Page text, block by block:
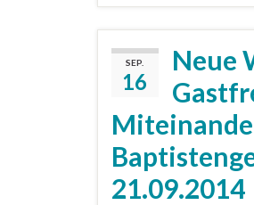
SEP.
16
Neue
21.09.2014